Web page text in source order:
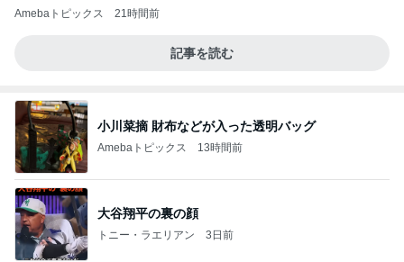
Amebaトピックス 21時間前
記事を読む
小川菜摘 財布などが入った透明バッグ
Amebaトピックス 13時間前
大谷翔平の裏の顔
トニー・ラエリアン 3日前